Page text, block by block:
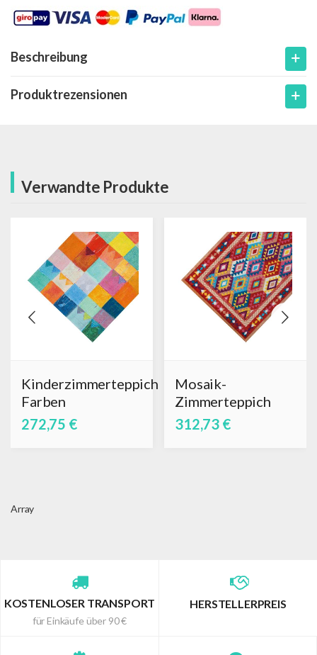
Beschreibung
Produktrezensionen
Verwandte Produkte
Kinderzimmerteppich
Farben
272,75 €
Mosaik-
Zimmerteppich
312,73 €
Array
KOSTENLOSER TRANSPORT
für Einkäufe über 90 €
HERSTELLERPREIS